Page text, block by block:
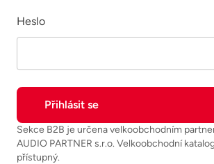
Heslo
Sekce B2B je určena velkoobchodním
AUDIO PARTNER s.r.o. Velkoobchodní
přístupný.